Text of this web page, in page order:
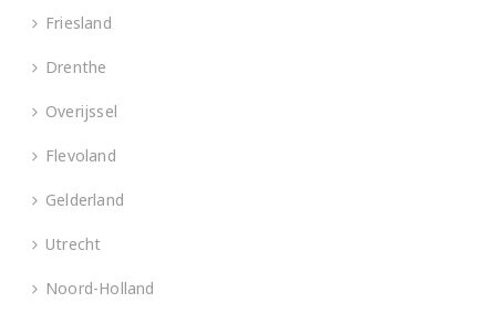
Friesland
Drenthe
Overijssel
Flevoland
Gelderland
Utrecht
Noord-Holland